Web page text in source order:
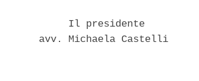
Il presidente
avv. Michaela Castelli